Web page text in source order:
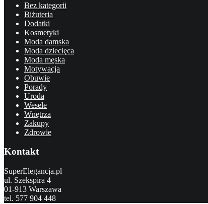
Bez kategorii
Biżuteria
Dodatki
Kosmetyki
Moda damska
Moda dziecięca
Moda męska
Motywacja
Obuwie
Porady
Uroda
Wesele
Wnętrza
Zakupy
Zdrowie
Kontakt
SuperElegancja.pl
ul. Szekspira 4
01-913 Warszawa
tel. 577 904 448